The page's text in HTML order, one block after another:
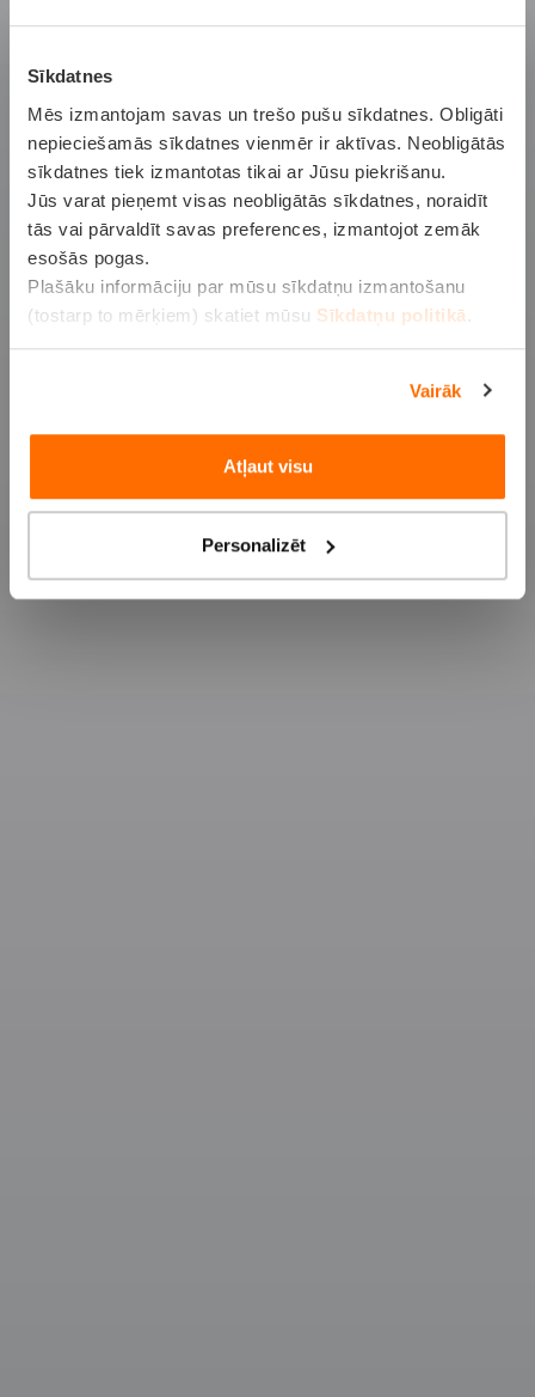
Sīkdatnes
Mēs izmantojam savas un trešo pušu sīkdatnes. Obligāti
nepieciešamās sīkdatnes vienmēr ir aktīvas. Neobligātās
sīkdatnes tiek izmantotas tikai ar Jūsu piekrišanu.
Jūs varat pieņemt visas neobligātās sīkdatnes, noraidīt
tās vai pārvaldīt savas preferences, izmantojot zemāk
esošās pogas.
Plašāku informāciju par mūsu sīkdatņu izmantošanu
(tostarp to mērķiem) skatiet mūsu Sīkdatņu politikā
Vairāk
Atļaut visu
Personalizēt
Pieteikt atlīdzību
KASKO
OCTA
APDROŠINĀŠANA
TAVAM
DZĪVESSTILAM